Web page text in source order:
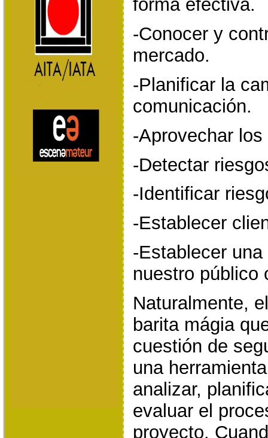
forma efectiva.
-Conocer y
mercado.
-Planificar la
comunicación.
-Aprovechar
-Detectar
-Identificar
-Establecer
-Establecer
nuestro público
Naturalmente,
barita mágia
cuestión de
una
analizar,
evaluar el
proyecto.